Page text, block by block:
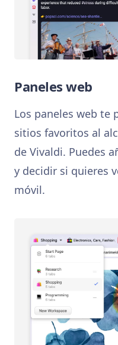
Paneles web
Los paneles web te
sitios favoritos al
de Vivaldi. Puedes
y decidir si quieres
móvil.